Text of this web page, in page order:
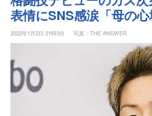
表情にSNS感涙「母の心
2022年1月2日 21時3分 写真：THE ANSWER